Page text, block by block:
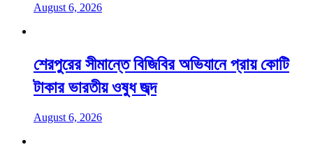
August 6, 2026
শেরপুরের সীমান্তে বিজিবির অভিযানে প্রায় কোটি
টাকার ভারতীয় ওষুধ জব্দ
August 6, 2026